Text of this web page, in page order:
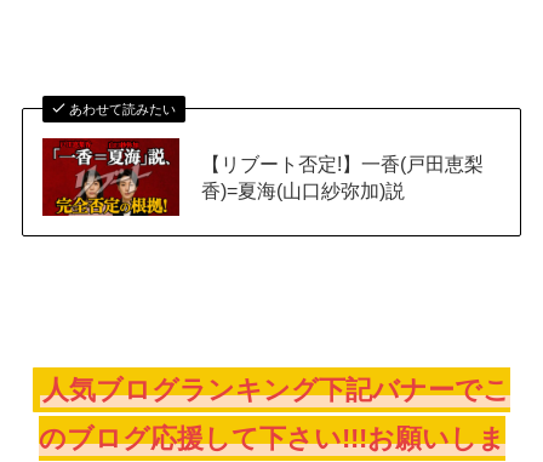
あわせて読みたい
【リブート否定!】一香(戸田恵梨
香)=夏海(山口紗弥加)説
人気ブログランキング下記バナーでこ
のブログ応援して下さい!!!お願いしま